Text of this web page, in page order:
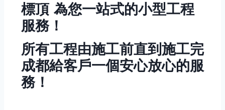
標頂 為您一站式的小型工程
服務！
所有工程由施工前直到施工完
成都給客戶一個安心放心的服
務！